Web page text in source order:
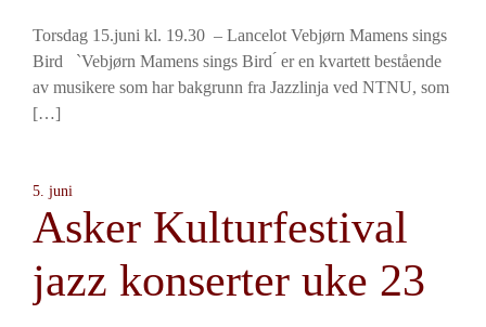
Torsdag 15.juni kl. 19.30 – Lancelot Vebjørn Mamens sings
Bird `Vebjørn Mamens sings Bird ́ er en kvartett bestående
av musikere som har bakgrunn fra Jazzlinja ved NTNU, som
[…]
5. juni
Asker Kulturfestival
jazz konserter uke 23